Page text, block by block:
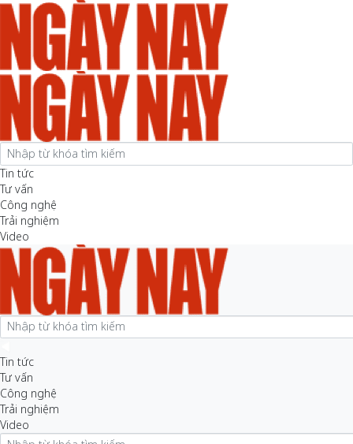
Tin tức
Tư vấn
Công nghệ
Trải nghiệm
Video
Tin tức
Tư vấn
Công nghệ
Trải nghiệm
Video